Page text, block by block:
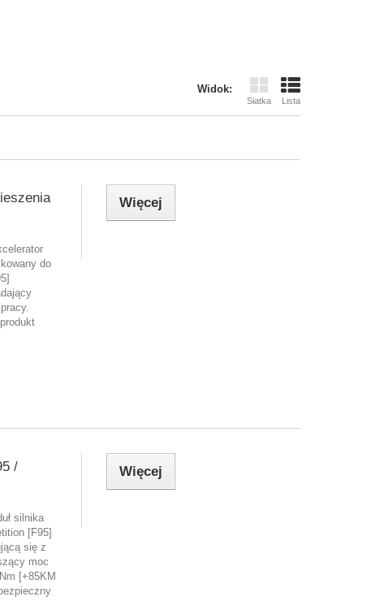
Widok:
Siatka Lista
do
Więcej
/
silnika
[F95]
się z
moc
[+85KM
Więcej